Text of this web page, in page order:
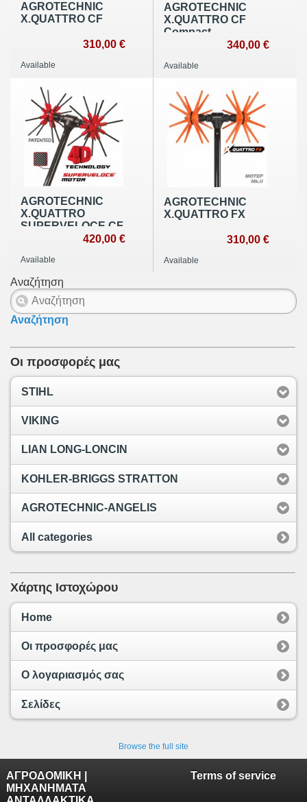
AGROTECHNIC
X.QUATTRO CF
310,00 €
Available
AGROTECHNIC
X.QUATTRO CF
Compact
340,00 €
Available
AGROTECHNIC
X.QUATTRO
SUPERVELOCE CF
420,00 €
Available
AGROTECHNIC
X.QUATTRO FX
310,00 €
Available
Αναζήτηση
Αναζήτηση
Οι προσφορές μας
STIHL
VIKING
LIAN LONG-LONCIN
KOHLER-BRIGGS STRATTON
AGROTECHNIC-ANGELIS
All categories
Χάρτης Ιστοχώρου
Home
Οι προσφορές μας
Ο λογαριασμός σας
Σελίδες
Browse the full site
ΑΓΡΟΔΟΜΙΚΗ |
ΜΗΧΑΝΗΜΑΤΑ
Terms of service